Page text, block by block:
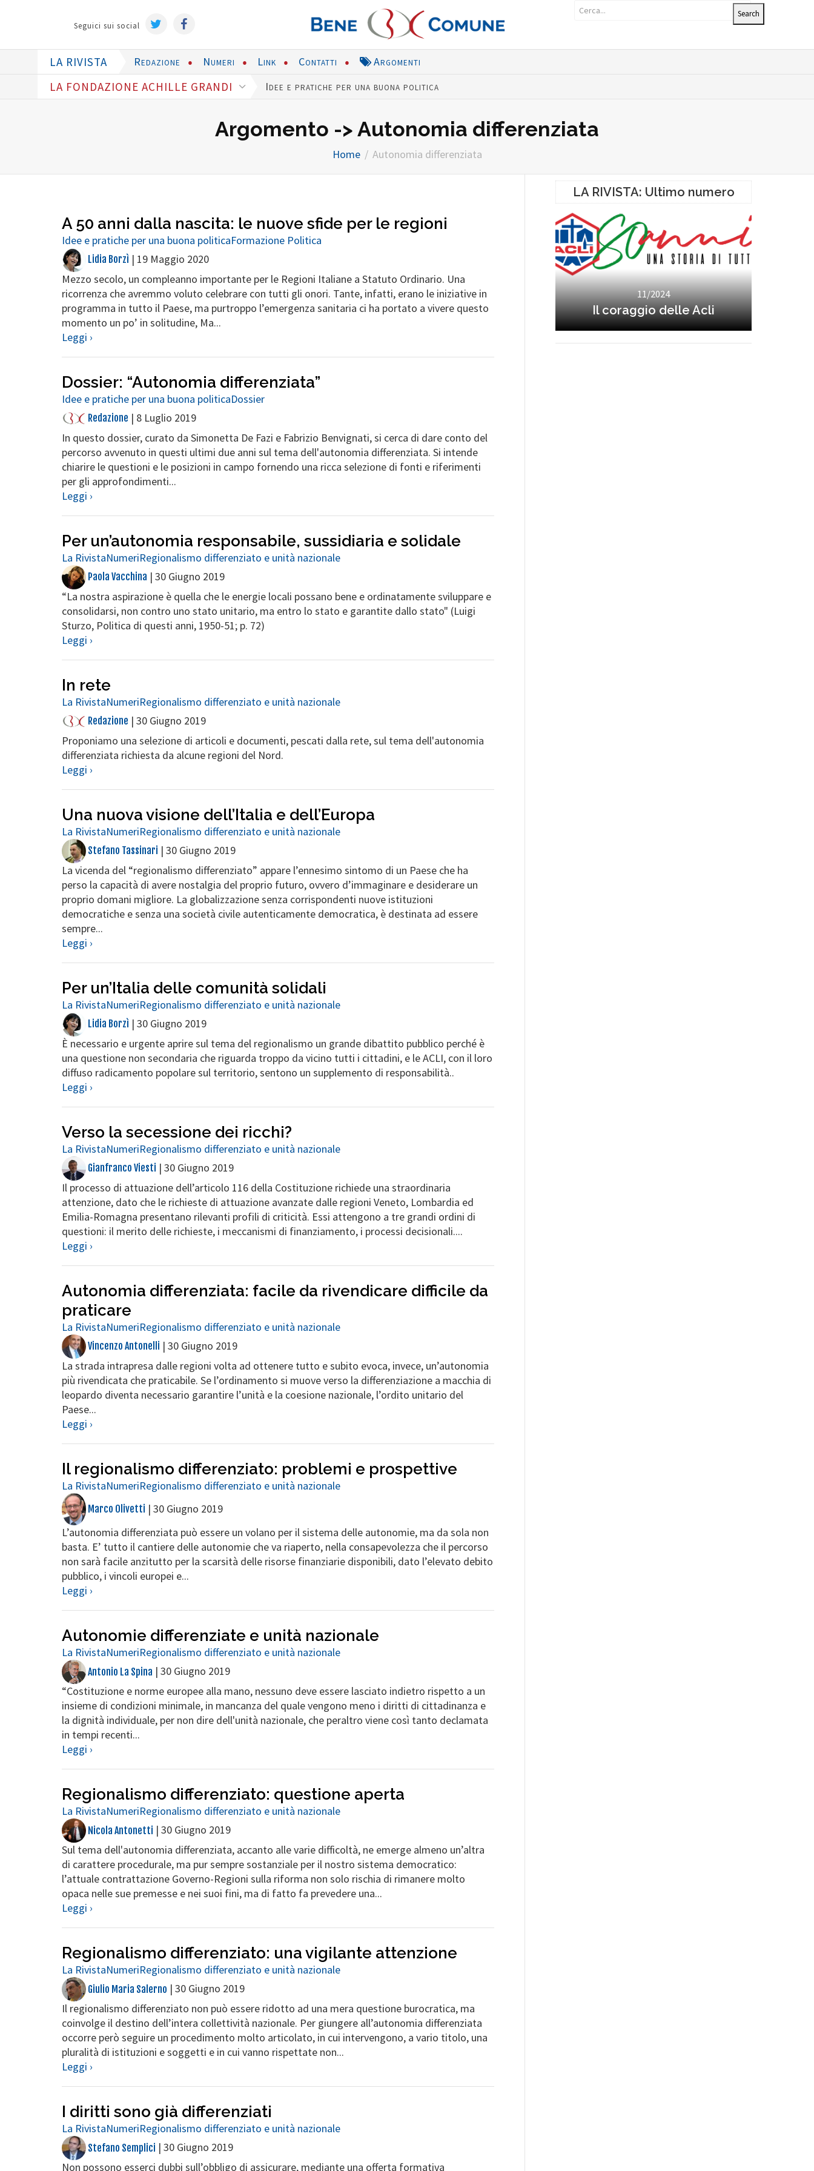
Seguici sui social
LA RIVISTA Redazione Numeri Link Contatti Argomenti
LA FONDAZIONE ACHILLE GRANDI Idee e pratiche per una buona politica
Argomento -> Autonomia differenziata
Home Autonomia differenziata
A 50 anni dalla nascita: le nuove sfide per le regioni
Idee e pratiche per una buona politicaFormazione Politica
Lidia Borzì | 19 Maggio 2020
Mezzo secolo, un compleanno importante per le Regioni Italiane a Statuto Ordinario. Una
ricorrenza che avremmo voluto celebrare con tutti gli onori. Tante, infatti, erano le iniziative in
programma in tutto il Paese, ma purtroppo l’emergenza sanitaria ci ha portato a vivere questo
momento un po’ in solitudine, Ma...
Leggi ›
Dossier: “Autonomia differenziata”
Idee e pratiche per una buona politicaDossier
Redazione | 8 Luglio 2019
In questo dossier, curato da Simonetta De Fazi e Fabrizio Benvignati, si cerca di dare conto del
percorso avvenuto in questi ultimi due anni sul tema dell'autonomia differenziata. Si intende
chiarire le questioni e le posizioni in campo fornendo una ricca selezione di fonti e riferimenti
per gli approfondimenti...
Leggi ›
Per un’autonomia responsabile, sussidiaria e solidale
La RivistaNumeriRegionalismo differenziato e unità nazionale
Paola Vacchina | 30 Giugno 2019
“La nostra aspirazione è quella che le energie locali possano bene e ordinatamente sviluppare e
consolidarsi, non contro uno stato unitario, ma entro lo stato e garantite dallo stato" (Luigi
Sturzo, Politica di questi anni, 1950-51; p. 72)
Leggi ›
In rete
La RivistaNumeriRegionalismo differenziato e unità nazionale
Redazione | 30 Giugno 2019
Proponiamo una selezione di articoli e documenti, pescati dalla rete, sul tema dell'autonomia
differenziata richiesta da alcune regioni del Nord.
Leggi ›
Una nuova visione dell’Italia e dell’Europa
La RivistaNumeriRegionalismo differenziato e unità nazionale
Stefano Tassinari | 30 Giugno 2019
La vicenda del “regionalismo differenziato” appare l’ennesimo sintomo di un Paese che ha
perso la capacità di avere nostalgia del proprio futuro, ovvero d’immaginare e desiderare un
proprio domani migliore. La globalizzazione senza corrispondenti nuove istituzioni
democratiche e senza una società civile autenticamente democratica, è destinata ad essere
sempre...
Leggi ›
Per un’Italia delle comunità solidali
La RivistaNumeriRegionalismo differenziato e unità nazionale
Lidia Borzì | 30 Giugno 2019
È necessario e urgente aprire sul tema del regionalismo un grande dibattito pubblico perché è
una questione non secondaria che riguarda troppo da vicino tutti i cittadini, e le ACLI, con il loro
diffuso radicamento popolare sul territorio, sentono un supplemento di responsabilità..
Leggi ›
Verso la secessione dei ricchi?
La RivistaNumeriRegionalismo differenziato e unità nazionale
Gianfranco Viesti | 30 Giugno 2019
Il processo di attuazione dell’articolo 116 della Costituzione richiede una straordinaria
attenzione, dato che le richieste di attuazione avanzate dalle regioni Veneto, Lombardia ed
Emilia-Romagna presentano rilevanti profili di criticità. Essi attengono a tre grandi ordini di
questioni: il merito delle richieste, i meccanismi di finanziamento, i processi decisionali....
Leggi ›
Autonomia differenziata: facile da rivendicare difficile da
praticare
La RivistaNumeriRegionalismo differenziato e unità nazionale
Vincenzo Antonelli | 30 Giugno 2019
La strada intrapresa dalle regioni volta ad ottenere tutto e subito evoca, invece, un’autonomia
più rivendicata che praticabile. Se l’ordinamento si muove verso la differenziazione a macchia di
leopardo diventa necessario garantire l’unità e la coesione nazionale, l’ordito unitario del
Paese...
Leggi ›
Il regionalismo differenziato: problemi e prospettive
La RivistaNumeriRegionalismo differenziato e unità nazionale
Marco Olivetti | 30 Giugno 2019
L’autonomia differenziata può essere un volano per il sistema delle autonomie, ma da sola non
basta. E’ tutto il cantiere delle autonomie che va riaperto, nella consapevolezza che il percorso
non sarà facile anzitutto per la scarsità delle risorse finanziarie disponibili, dato l’elevato debito
pubblico, i vincoli europei e...
Leggi ›
Autonomie differenziate e unità nazionale
La RivistaNumeriRegionalismo differenziato e unità nazionale
Antonio La Spina | 30 Giugno 2019
“Costituzione e norme europee alla mano, nessuno deve essere lasciato indietro rispetto a un
insieme di condizioni minimale, in mancanza del quale vengono meno i diritti di cittadinanza e
la dignità individuale, per non dire dell'unità nazionale, che peraltro viene così tanto declamata
in tempi recenti...
Leggi ›
Regionalismo differenziato: questione aperta
La RivistaNumeriRegionalismo differenziato e unità nazionale
Nicola Antonetti | 30 Giugno 2019
Sul tema dell'autonomia differenziata, accanto alle varie difficoltà, ne emerge almeno un’altra
di carattere procedurale, ma pur sempre sostanziale per il nostro sistema democratico:
l’attuale contrattazione Governo-Regioni sulla riforma non solo rischia di rimanere molto
opaca nelle sue premesse e nei suoi fini, ma di fatto fa prevedere una...
Leggi ›
Regionalismo differenziato: una vigilante attenzione
La RivistaNumeriRegionalismo differenziato e unità nazionale
Giulio Maria Salerno | 30 Giugno 2019
Il regionalismo differenziato non può essere ridotto ad una mera questione burocratica, ma
coinvolge il destino dell’intera collettività nazionale. Per giungere all’autonomia differenziata
occorre però seguire un procedimento molto articolato, in cui intervengono, a vario titolo, una
pluralità di istituzioni e soggetti e in cui vanno rispettate non...
Leggi ›
I diritti sono già differenziati
La RivistaNumeriRegionalismo differenziato e unità nazionale
Stefano Semplici | 30 Giugno 2019
Non possono esserci dubbi sull’obbligo di assicurare, mediante una offerta formativa
LA RIVISTA: Ultimo numero
11/2024
Il coraggio delle Acli